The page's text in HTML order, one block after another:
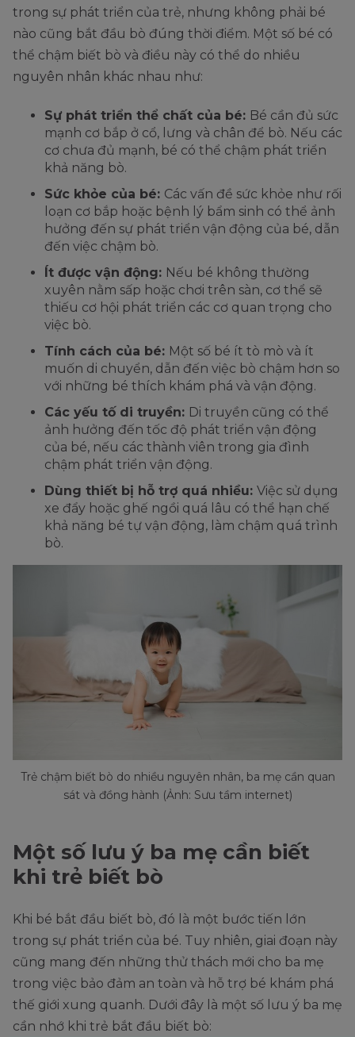
trong sự phát triển của trẻ, nhưng không phải bé
nào cũng bắt đầu bò đúng thời điểm. Một số bé có
thể chậm biết bò và điều này có thể do nhiều
nguyên nhân khác nhau như:
Sự phát triển thể chất của bé: Bé cần đủ sức
mạnh cơ bắp ở cổ, lưng và chân để bò. Nếu các
cơ chưa đủ mạnh, bé có thể chậm phát triển
khả năng bò.
Sức khỏe của bé: Các vấn đề sức khỏe như rối
loạn cơ bắp hoặc bệnh lý bẩm sinh có thể ảnh
hưởng đến sự phát triển vận động của bé, dẫn
đến việc chậm bò.
Ít được vận động: Nếu bé không thường
xuyên nằm sấp hoặc chơi trên sàn, cơ thể sẽ
thiếu cơ hội phát triển các cơ quan trọng cho
việc bò.
Tính cách của bé: Một số bé ít tò mò và ít
muốn di chuyển, dẫn đến việc bò chậm hơn so
với những bé thích khám phá và vận động.
Các yếu tố di truyền: Di truyền cũng có thể
ảnh hưởng đến tốc độ phát triển vận động
của bé, nếu các thành viên trong gia đình
chậm phát triển vận động.
Dùng thiết bị hỗ trợ quá nhiều: Việc sử dụng
xe đẩy hoặc ghế ngồi quá lâu có thể hạn chế
khả năng bé tự vận động, làm chậm quá trình
bò.
Trẻ chậm biết bò do nhiều nguyên nhân, ba mẹ cần quan
sát và đồng hành (Ảnh: Sưu tầm internet)
Một số lưu ý ba mẹ cần biết
khi trẻ biết bò
Khi bé bắt đầu biết bò, đó là một bước tiến lớn
trong sự phát triển của bé. Tuy nhiên, giai đoạn này
cũng mang đến những thử thách mới cho ba mẹ
trong việc bảo đảm an toàn và hỗ trợ bé khám phá
thế giới xung quanh. Dưới đây là một số lưu ý ba mẹ
cần nhớ khi trẻ bắt đầu biết bò: